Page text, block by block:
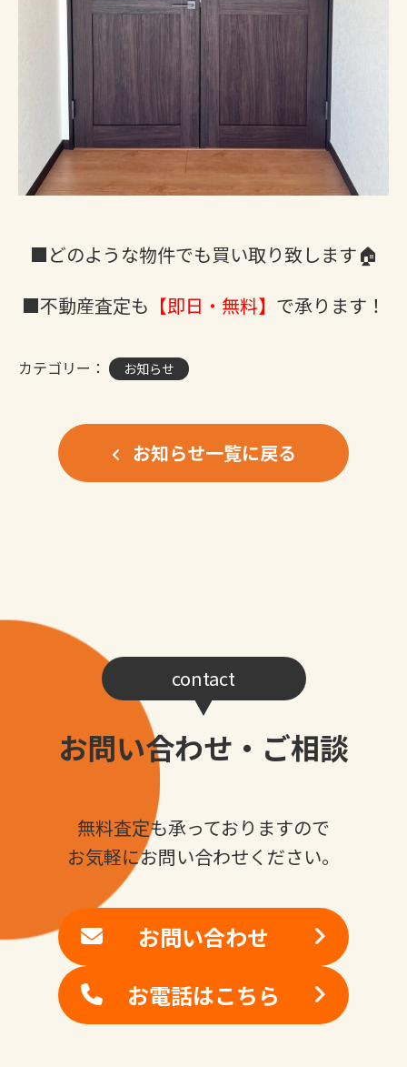
■どのような物件でも買い取り致します🏠
■不動産査定も 【即日・無料】 で承ります！
カテゴリー： お知らせ
お知らせ一覧に戻る
contact
お問い合わせ・ご相談
無料査定も承っておりますので
お気軽にお問い合わせください。
お問い合わせ
お電話はこちら